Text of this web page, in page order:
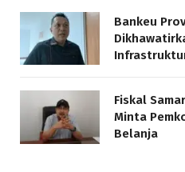
Bankeu
Fiskal
Minta
Belanja